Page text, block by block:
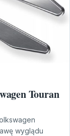
Touran
wyglądu